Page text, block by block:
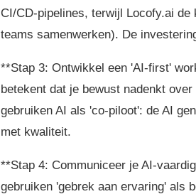
CI/CD-pipelines, terwijl Locofy.ai
teams samenwerken). De
**Stap 3: Ontwikkel een 'AI-first'
betekent dat je bewust nadenkt
gebruiken AI als 'co-piloot': de AI
met kwaliteit.
**Stap 4: Communiceer je AI-
gebruiken 'gebrek aan ervaring' als